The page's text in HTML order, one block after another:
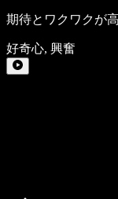
期待とワクワクが
好奇心, 興奮